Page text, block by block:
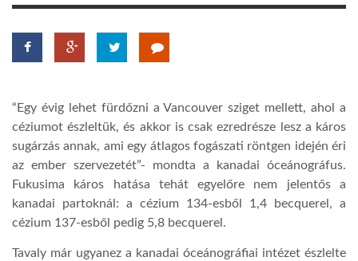
GLOBOTV
AFRIKA TUDÁSTÁR
A NAP SZÉPE
LINKTR.EE
“Egy évig lehet fürdőzni a Vancouver sziget mellett, ahol a
céziumot észleltük, és akkor is csak ezredrésze lesz a káros
sugárzás annak, ami egy átlagos fogászati röntgen idején éri
az ember szervezetét”- mondta a kanadai óceánográfus.
Fukusima káros hatása tehát egyelőre nem jelentős a
kanadai partoknál: a cézium 134-esből 1,4 becquerel, a
cézium 137-esből pedig 5,8 becquerel.
Tavaly már ugyanez a kanadai óceánográfiai intézet észlelte